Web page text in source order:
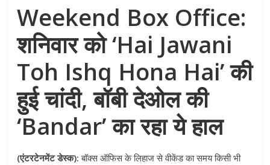
Weekend Box Office:
शनिवार को ‘Hai Jawani
Toh Ishq Hona Hai’ की
हुई चांदी, बॉबी देओल की
‘Bandar’ का रहा ये हाल
(एंटरटेनमेंट डेस्क): बॉक्स ऑफिस के लिहाज से वीकेंड का समय किसी भी